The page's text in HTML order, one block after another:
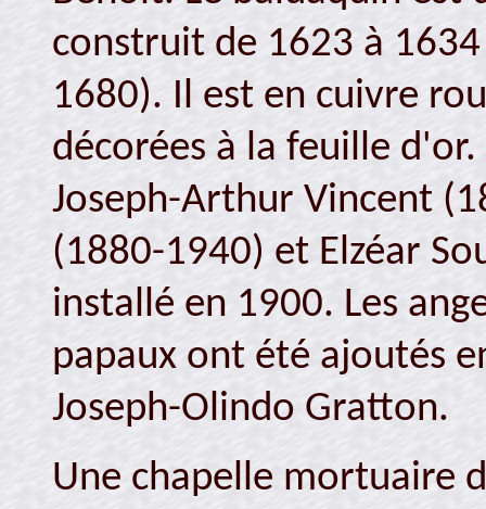
construit de 1623 à
1680). Il est en cuivre
décorées à la feuille
Joseph-Arthur Vincent
(1880-1940) et Elzéar
installé en 1900. Les
papaux ont été ajoutés
Joseph-Olindo Gratton.
Une chapelle mortuaire